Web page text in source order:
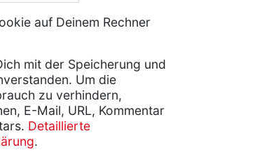
auf Deinem Rechner
mit der Speicherung und
Um die
zu verhindern,
E-Mail, URL, Kommentar
Detaillierte
.